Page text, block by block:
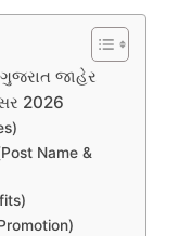
જાહેર
2026
Name &